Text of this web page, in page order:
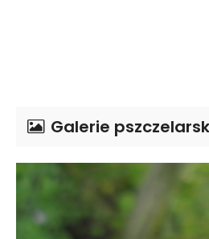
Galerie